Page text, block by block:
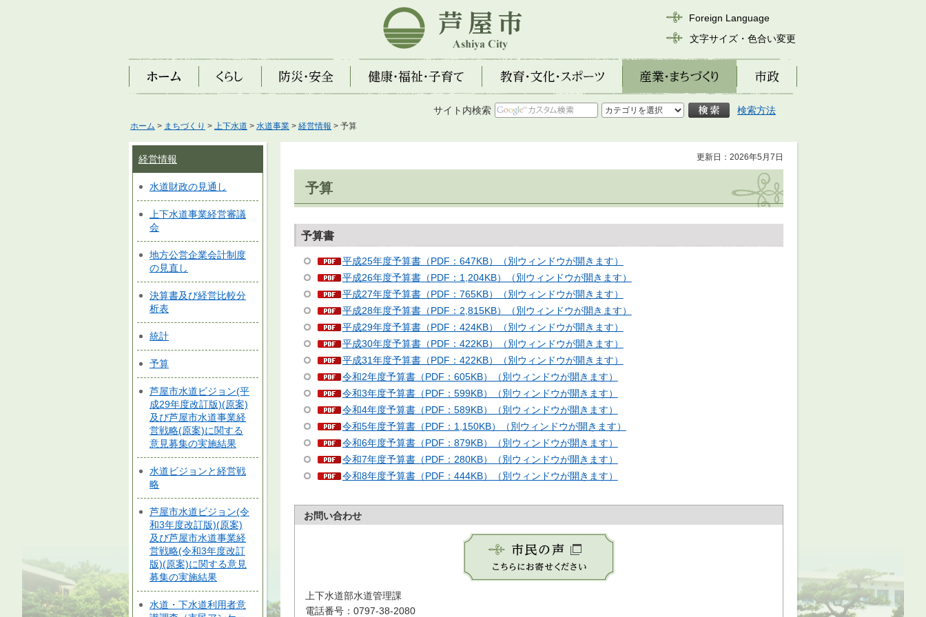
芦屋市
Foreign Language
文字サイズ・色合い変更
ホーム くらし 防災・安全 健康・福祉・子育て 教育・文化・スポーツ 産業・まちづくり 市政
サイト内検索 検索方法
ホーム > まちづくり > 上下水道 > 水道事業 > 経営情報 > 予算
経営情報
水道財政の見通し
上下水道事業経営審議
会
地方公営企業会計制度
の見直し
決算書及び経営比較分
析表
統計
予算
芦屋市水道ビジョン(平
成29年度改訂版)(原案)
及び芦屋市水道事業経
営戦略(原案)に関する
意見募集の実施結果
水道ビジョンと経営戦
略
芦屋市水道ビジョン(令
和3年度改訂版)(原案)
及び芦屋市水道事業経
営戦略(令和3年度改訂
版)(原案)に関する意見
募集の実施結果
水道・下水道利用者意
更新日：2026年5月7日
予算
予算書
平成25年度予算書（PDF：647KB）（別ウィンドウが開きます）
平成26年度予算書（PDF：1,204KB）（別ウィンドウが開きます）
平成27年度予算書（PDF：765KB）（別ウィンドウが開きます）
平成28年度予算書（PDF：2,815KB）（別ウィンドウが開きます）
平成29年度予算書（PDF：424KB）（別ウィンドウが開きます）
平成30年度予算書（PDF：422KB）（別ウィンドウが開きます）
平成31年度予算書（PDF：422KB）（別ウィンドウが開きます）
令和2年度予算書（PDF：605KB）（別ウィンドウが開きます）
令和3年度予算書（PDF：599KB）（別ウィンドウが開きます）
令和4年度予算書（PDF：589KB）（別ウィンドウが開きます）
令和5年度予算書（PDF：1,150KB）（別ウィンドウが開きます）
令和6年度予算書（PDF：879KB）（別ウィンドウが開きます）
令和7年度予算書（PDF：280KB）（別ウィンドウが開きます）
令和8年度予算書（PDF：444KB）（別ウィンドウが開きます）
お問い合わせ
上下水道部水道管理課
電話番号：0797-38-2080